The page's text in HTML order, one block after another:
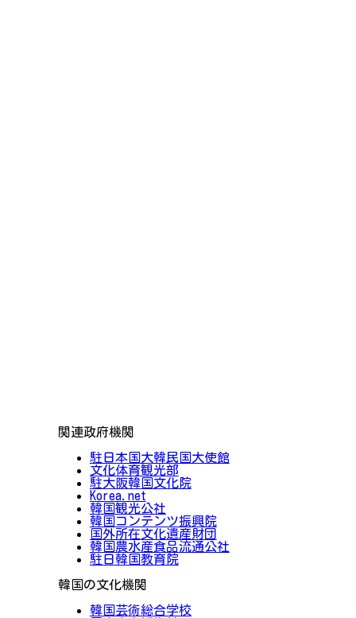
関連政府機関
駐日本国大韓民国大使館
文化体育観光部
駐大阪韓国文化院
Korea.net
韓国観光公社
韓国コンテンツ振興院
国外所在文化遺産財団
韓国農水産食品流通公社
駐日韓国教育院
韓国の文化機関
韓国芸術総合学校